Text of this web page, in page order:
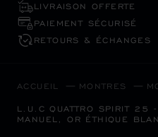
LIVRAISON OFFERTE
PAIEMENT SÉCURISÉ
RETOURS & ÉCHANGES
ACCUEIL MONTRES
L.U.C QUATTRO SPIRIT 25
MANUEL, OR ÉTHIQUE